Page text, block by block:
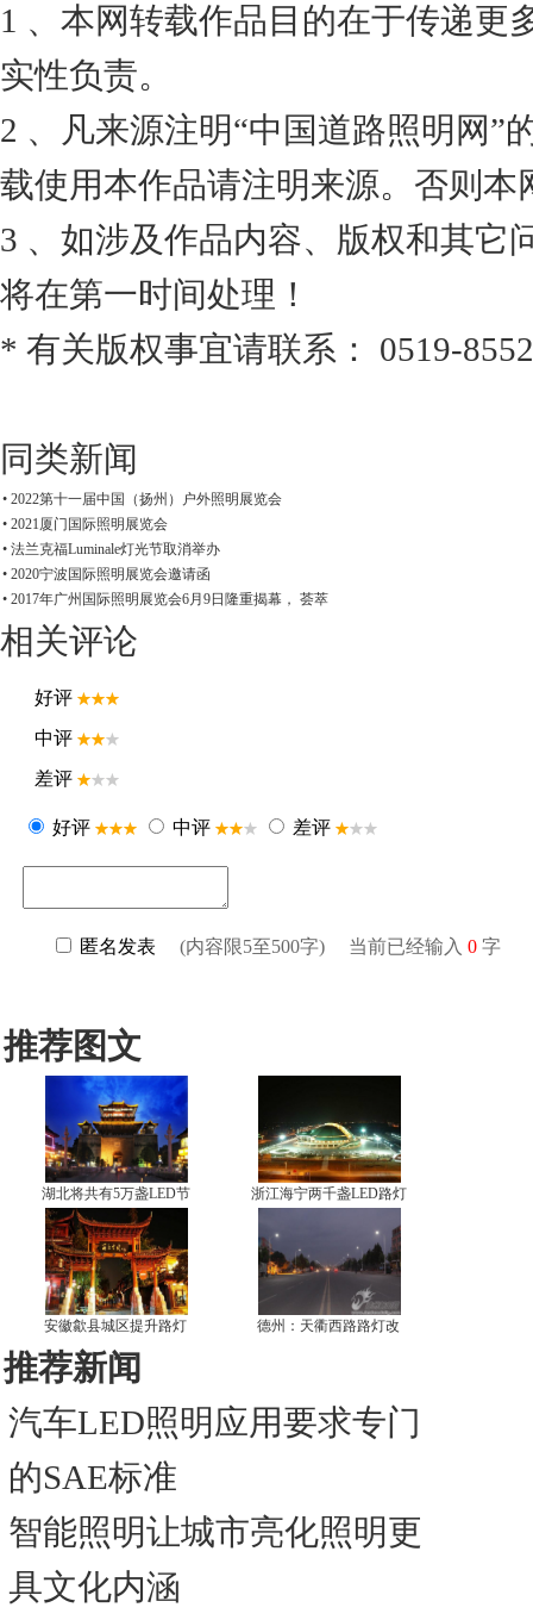
1 、本网转载作品目的在于传递更
实性负责。
2 、凡来源注明“中国道路照明网”
载使用本作品请注明来源。否则
3 、如涉及作品内容、版权和其它
将在第一时间处理！
* 有关版权事宜请联系： 0519-
同类新闻
• 2022第十一届中国（扬州）户外照明展览会
• 2021厦门国际照明展览会
• 法兰克福Luminale灯光节取消举办
• 2020宁波国际照明展览会邀请函
• 2017年广州国际照明展览会6月9日隆重揭幕， 荟萃
相关评论
推荐图文
湖北将共有5万盏LED节 浙江海宁两千盏LED路灯
安徽歙县城区提升路灯 德州：天衢西路路灯改
推荐新闻
汽车LED照明应用要求专门
的SAE标准
智能照明让城市亮化照明更
具文化内涵